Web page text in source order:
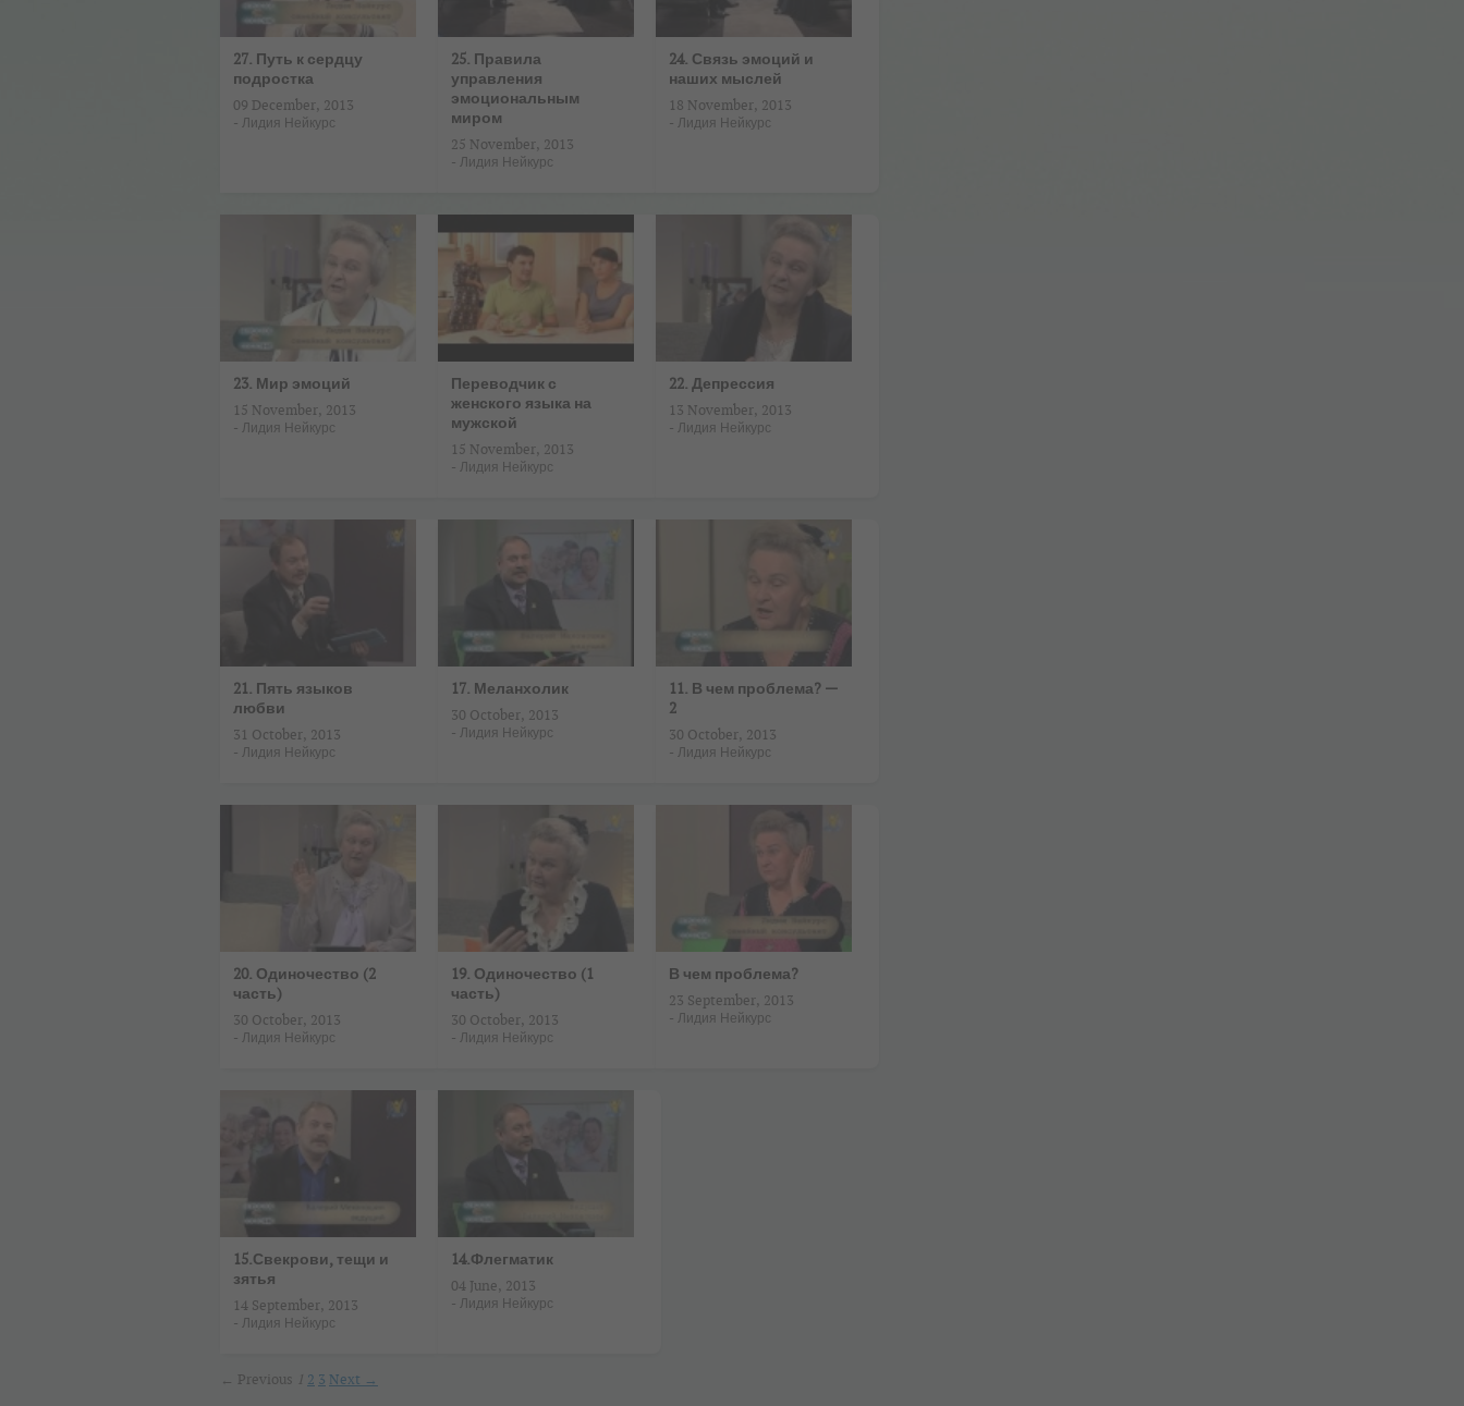
27. Путь к сердцу
подростка
09 December, 2013
- Лидия Нейкурс
25. Правила
управления
эмоциональным
миром
25 November, 2013
- Лидия Нейкурс
24. Связь эмоций и
наших мыслей
18 November, 2013
- Лидия Нейкурс
23. Мир эмоций
15 November, 2013
- Лидия Нейкурс
Переводчик с
женского языка на
мужской
15 November, 2013
- Лидия Нейкурс
22. Депрессия
13 November, 2013
- Лидия Нейкурс
21. Пять языков
любви
31 October, 2013
- Лидия Нейкурс
17. Меланхолик
30 October, 2013
- Лидия Нейкурс
11. В чем проблема? —
2
30 October, 2013
- Лидия Нейкурс
20. Одиночество (2
часть)
30 October, 2013
- Лидия Нейкурс
19. Одиночество (1
часть)
30 October, 2013
- Лидия Нейкурс
В чем проблема?
23 September, 2013
- Лидия Нейкурс
15.Свекрови, тещи и
зятья
14 September, 2013
- Лидия Нейкурс
14.Флегматик
04 June, 2013
- Лидия Нейкурс
← Previous 1 2 3 Next →